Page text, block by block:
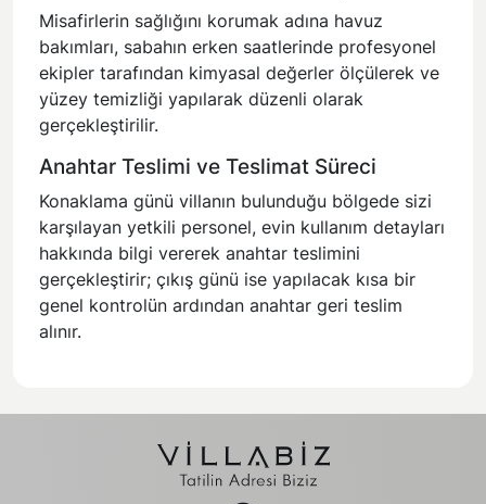
Misafirlerin sağlığını korumak adına havuz
bakımları, sabahın erken saatlerinde profesyonel
ekipler tarafından kimyasal değerler ölçülerek ve
yüzey temizliği yapılarak düzenli olarak
gerçekleştirilir.
Anahtar Teslimi ve Teslimat Süreci
Konaklama günü villanın bulunduğu bölgede sizi
karşılayan yetkili personel, evin kullanım detayları
hakkında bilgi vererek anahtar teslimini
gerçekleştirir; çıkış günü ise yapılacak kısa bir
genel kontrolün ardından anahtar geri teslim
alınır.